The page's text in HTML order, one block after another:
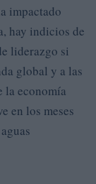
impactado
hay indicios de
liderazgo si
global y a las
la economía
en los meses